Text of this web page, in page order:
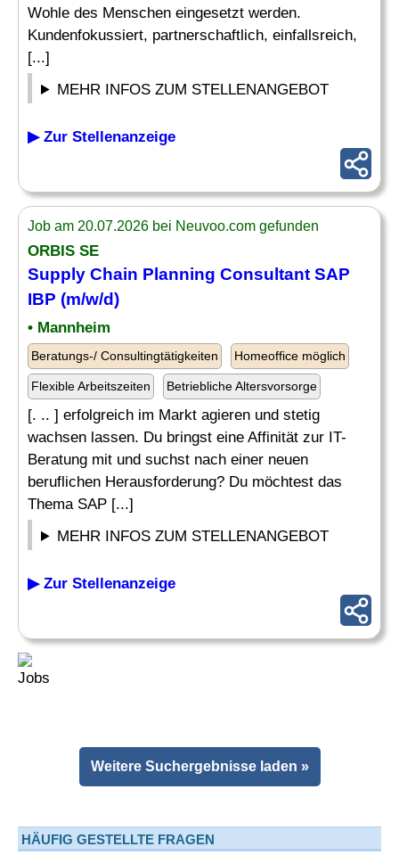
Wohle des Menschen eingesetzt werden.
Kundenfokussiert, partnerschaftlich, einfallsreich,
[...]
MEHR INFOS ZUM STELLENANGEBOT
▶ Zur Stellenanzeige
Job am 20.07.2026 bei Neuvoo.com gefunden
ORBIS SE
Supply Chain Planning Consultant SAP
IBP (m/w/d)
• Mannheim
Beratungs-/ Consultingtätigkeiten Homeoffice möglich
Flexible Arbeitszeiten Betriebliche Altersvorsorge
[. .. ] erfolgreich im Markt agieren und stetig
wachsen lassen. Du bringst eine Affinität zur IT-
Beratung mit und suchst nach einer neuen
beruflichen Herausforderung? Du möchtest das
Thema SAP [...]
MEHR INFOS ZUM STELLENANGEBOT
▶ Zur Stellenanzeige
Weitere Suchergebnisse laden »
HÄUFIG GESTELLTE FRAGEN